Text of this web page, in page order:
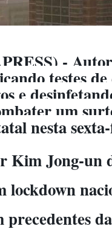
-
testes
e
um
nesta
Kim Jong-un
lockdown
precedentes